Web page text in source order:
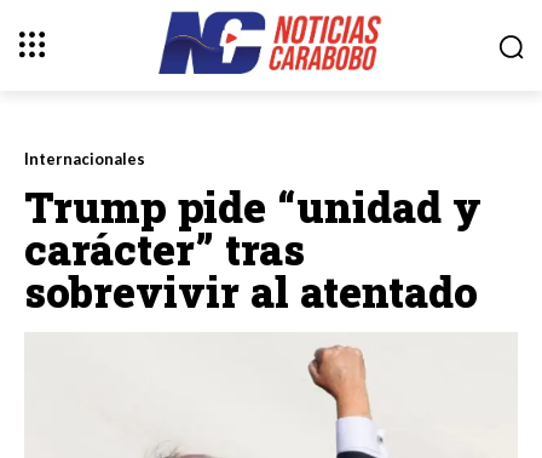
Internacionales
Trump pide “unidad y
carácter” tras
sobrevivir al atentado